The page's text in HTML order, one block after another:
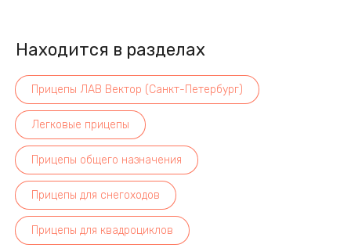
Находится в разделах
Прицепы ЛАВ Вектор (Санкт-Петербург)
Легковые прицепы
Прицепы общего назначения
Прицепы для снегоходов
Прицепы для квадроциклов